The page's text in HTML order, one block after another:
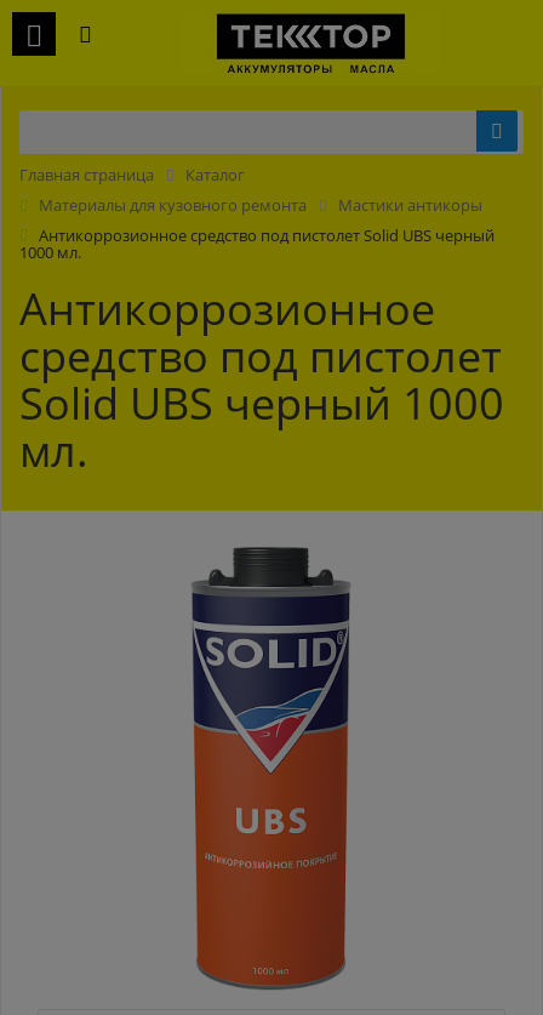
Главная страница
Каталог
Материалы для кузовного ремонта
Мастики антикоры
Антикоррозионное средство под пистолет Solid UBS черный
1000 мл.
Антикоррозионное
средство под пистолет
Solid UBS черный 1000
мл.